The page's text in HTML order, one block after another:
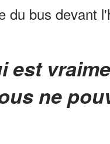
du bus devant
ne